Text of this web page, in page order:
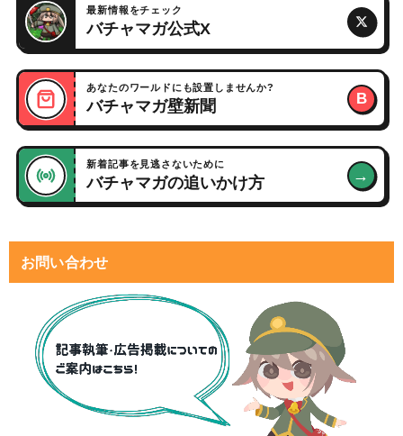
最新情報をチェック
バチャマガ公式X
あなたのワールドにも設置しませんか?
バチャマガ壁新聞 B
新着記事を見逃さないために
バチャマガの追いかけ方 →
お問い合わせ